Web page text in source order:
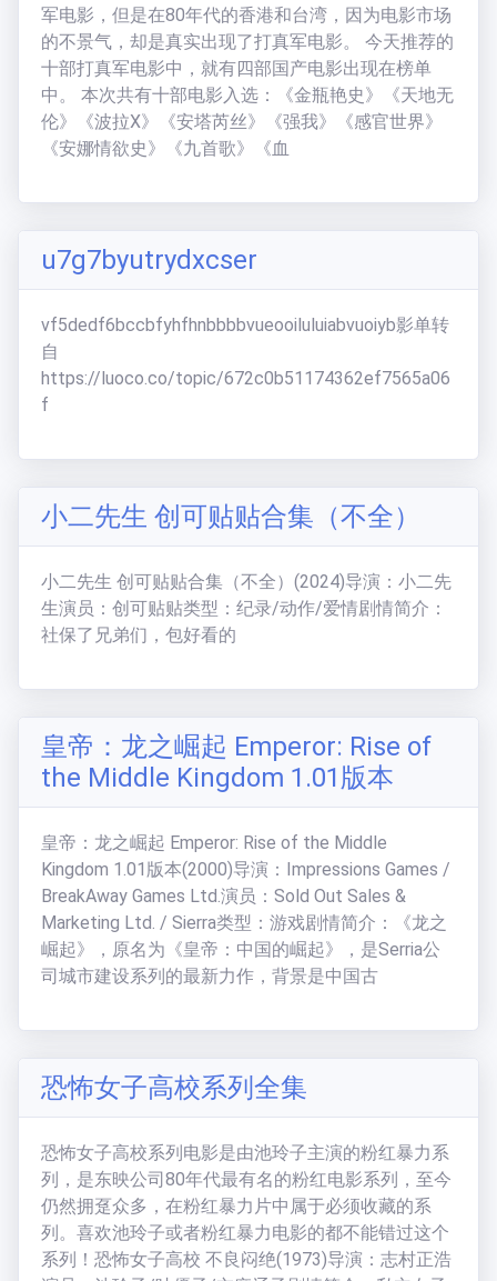
军电影，但是在80年代的香港和台湾，因为电影市场
的不景气，却是真实出现了打真军电影。 今天推荐的
十部打真军电影中，就有四部国产电影出现在榜单
中。 本次共有十部电影入选：《金瓶艳史》《天地无
伦》《波拉X》《安塔芮丝》《强我》《感官世界》
《安娜情欲史》《九首歌》《血
u7g7byutrydxcser
vf5dedf6bccbfyhfhnbbbbvueooiluluiabvuoiyb影单转
自
https://luoco.co/topic/672c0b51174362ef7565a06
f
小二先生 创可贴贴合集（不全）
小二先生 创可贴贴合集（不全）(2024)导演：小二先
生演员：创可贴贴类型：纪录/动作/爱情剧情简介：
社保了兄弟们，包好看的
皇帝：龙之崛起 Emperor: Rise of
the Middle Kingdom 1.01版本
皇帝：龙之崛起 Emperor: Rise of the Middle
Kingdom 1.01版本(2000)导演：Impressions Games /
BreakAway Games Ltd.演员：Sold Out Sales &
Marketing Ltd. / Sierra类型：游戏剧情简介：《龙之
崛起》，原名为《皇帝：中国的崛起》，是Serria公
司城市建设系列的最新力作，背景是中国古
恐怖女子高校系列全集
恐怖女子高校系列电影是由池玲子主演的粉红暴力系
列，是东映公司80年代最有名的粉红电影系列，至今
仍然拥趸众多，在粉红暴力片中属于必须收藏的系
列。喜欢池玲子或者粉红暴力电影的都不能错过这个
系列！恐怖女子高校 不良闷绝(1973)导演：志村正浩